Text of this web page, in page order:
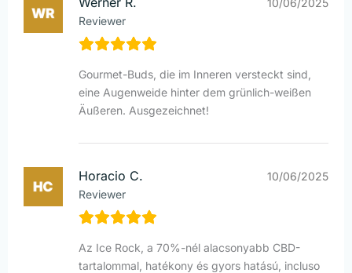
Reviewer
10/06/2025
Gourmet-Buds, die im Inneren versteckt sind,
eine Augenweide hinter dem grünlich-weißen
Äußeren. Ausgezeichnet!
Horacio C.
Reviewer
10/06/2025
Az Ice Rock, a 70%-nél alacsonyabb CBD-
tartalommal, hatékony és gyors hatású, incluso